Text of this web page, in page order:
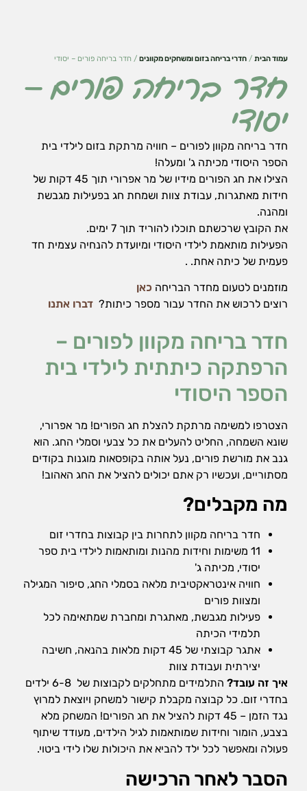
עמוד הבית/ חדרי בריחה בזום ומשחקים מקוונים/ חדר בריחה פורים – יסודי
חדר בריחה פורים –
יסודי
חדר בריחה מקוון לפורים – חוויה מרתקת בזום לילדי בית
הספר היסודי מכיתה ג' ומעלה!
הצילו את חג הפורים מידיו של מר אפרורי תוך 45 דקות של
חידות מאתגרות, עבודת צוות ושמחת חג בפעילות מגבשת
ומהנה.
את הקובץ שרכשתם תוכלו להוריד תוך 7 ימים.
הפעילות מותאמת לילדי היסודי ומיועדת להנחיה עצמית חד
פעמית של כיתה אחת. .
מוזמנים לטעום מחדר הבריחה כאן
רוצים לרכוש את החדר עבור מספר כיתות? דברו אתנו
חדר בריחה מקוון לפורים –
הרפתקה כיתתית לילדי בית
הספר היסודי
הצטרפו למשימה מרתקת להצלת חג הפורים! מר אפרורי,
שונא השמחה, החליט להעלים את כל צבעי וסמלי החג. הוא
גנב את מורשת פורים, נעל אותה בקופסאות מוגנות בקודים
מסתוריים, ועכשיו רק אתם יכולים להציל את החג האהוב!
מה מקבלים?
חדר בריחה מקוון לתחרות בין קבוצות בחדרי זום
11 משימות וחידות מהנות ומותאמות לילדי בית ספר
יסודי, מכיתה ג'
חוויה אינטראקטיבית מלאה בסמלי החג, סיפור המגילה
ומצוות פורים
פעילות מגבשת, מאתגרת ומחברת שמתאימה לכל
תלמידי הכיתה
אתגר קבוצתי של 45 דקות מלאות בהנאה, חשיבה
יצירתית ועבודת צוות
איך זה עובד?
התלמידים מתחלקים לקבוצות של 6-8 ילדים
בחדרי זום. כל קבוצה מקבלת קישור למשחק ויוצאת למרוץ
נגד הזמן – 45 דקות להציל את חג הפורים! המשחק מלא
בצבע, הומור וחידות שמותאמות לגיל הילדים, מעודד שיתוף
פעולה ומאפשר לכל ילד להביא את היכולות שלו לידי ביטוי.
הסבר לאחר הרכישה
הכרחי
את
העוגיות
האלה
אפשר
לכבות,
שהאתר
יעבוד
כמו
שצריך.
סטטיסטיקה
ואנליזות
כדי שנוכל
ולשפר את
האתר שלנו,
משתמשים
באיסוף
סטטיסטים
ואנליזות
מתקדמות של
אופן השימוש
חווית
גלישה
כדי
שהאתר
שלנו יעבוד
בצורה
הטובה
הביקור